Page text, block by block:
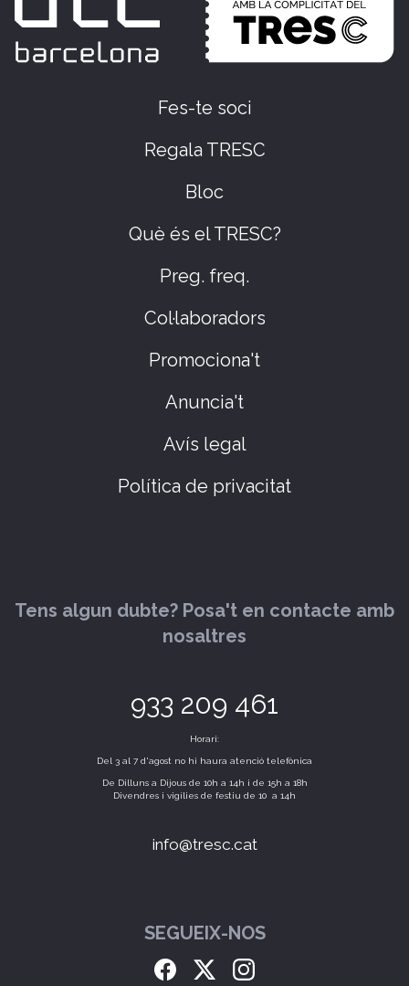
Fes-te soci
Regala TRESC
Bloc
Què és el TRESC?
Preg. freq.
Col·laboradors
Promociona't
Anuncia't
Avís legal
Política de privacitat
Tens algun dubte? Posa't en contacte amb
nosaltres
933 209 461
Horari:
Del 3 al 7 d'agost no hi haura atenció telefònica
De Dilluns a Dijous de 10h a 14h i de 15h a 18h
Divendres i vigílies de festiu de 10 a 14h
info@tresc.cat
SEGUEIX-NOS